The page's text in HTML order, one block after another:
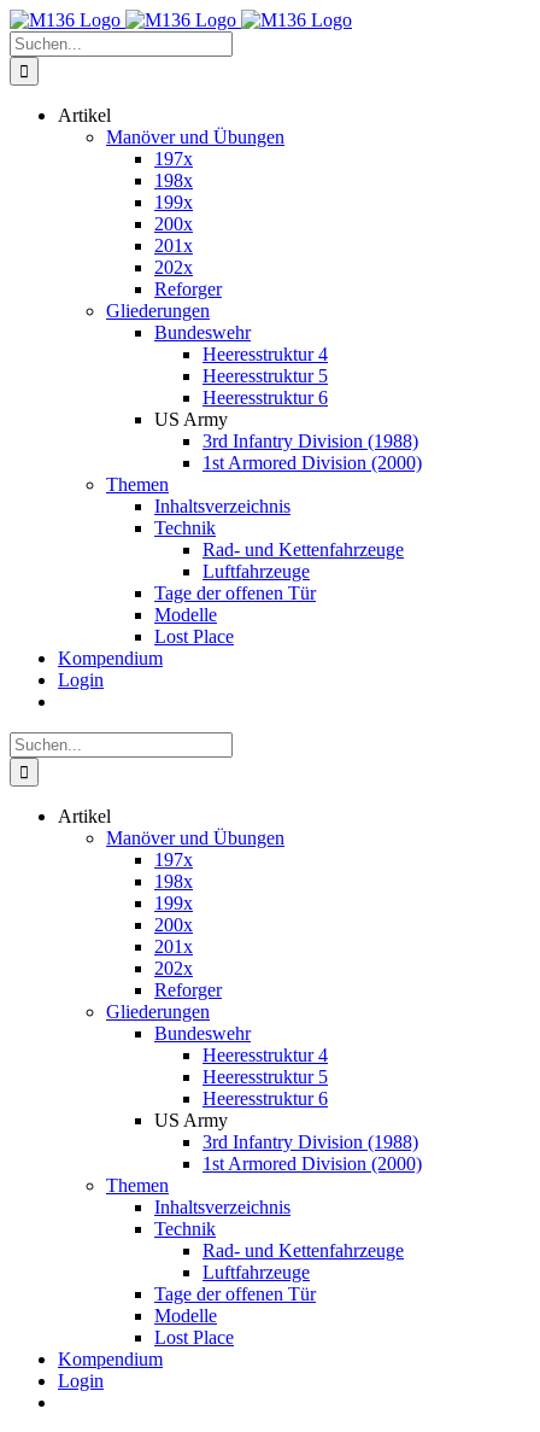
Zum
Inhalt
springen
Suche
nach:
Artikel
Manöver und Übungen
197x
198x
199x
200x
201x
202x
Reforger
Gliederungen
Bundeswehr
Heeresstruktur 4
Heeresstruktur 5
Heeresstruktur 6
US Army
3rd Infantry Division (1988)
1st Armored Division (2000)
Themen
Inhaltsverzeichnis
Technik
Rad- und Kettenfahrzeuge
Luftfahrzeuge
Tage der offenen Tür
Modelle
Lost Place
Kompendium
Login
Suche
nach:
Artikel
Manöver und Übungen
197x
198x
199x
200x
201x
202x
Reforger
Gliederungen
Bundeswehr
Heeresstruktur 4
Heeresstruktur 5
Heeresstruktur 6
US Army
3rd Infantry Division (1988)
1st Armored Division (2000)
Themen
Inhaltsverzeichnis
Technik
Rad- und Kettenfahrzeuge
Luftfahrzeuge
Tage der offenen Tür
Modelle
Lost Place
Kompendium
Login